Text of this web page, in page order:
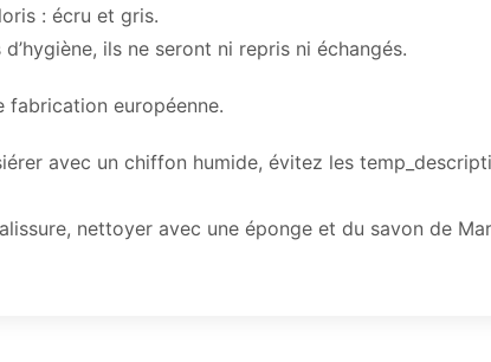
: écru et gris.
ils ne seront ni repris ni échangés.
fabrication européenne.
avec un chiffon humide, évitez les
nettoyer avec une éponge et du savon de